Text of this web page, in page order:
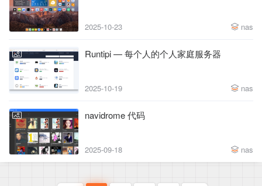
2025-10-23 nas
Runtipi — 每个人的个人家庭服务器
2025-10-19 nas
navidrome 代码
2025-09-18 nas